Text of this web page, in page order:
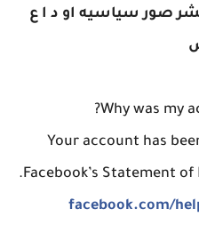
صور سياسيه او د ا ع
Why was my
Your account has
Facebook’s Statement
facebook.com/